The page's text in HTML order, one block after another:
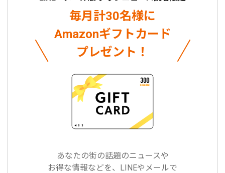
毎月計30名様に
Amazonギフトカード
プレゼント！
あなたの街の話題のニュースや
お得な情報などを、LINEやメールで